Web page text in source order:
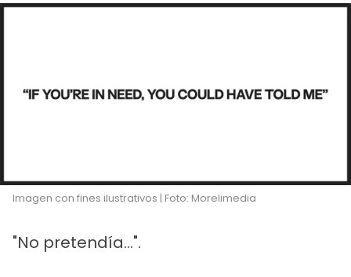
Imagen con fines ilustrativos | Foto: Morelimedia
"No pretendía...".